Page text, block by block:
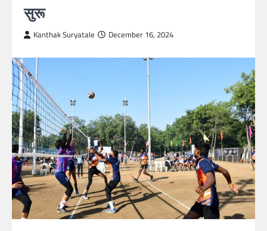
सुरू
Kanthak Suryatale December 16, 2024